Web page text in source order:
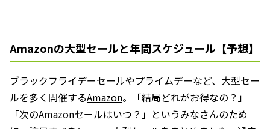
Amazonの大型セールと年間スケジュール【予想】
ブラックフライデーセールやプライムデーなど、大型セー
ルを多く開催するAmazon。「結局どれがお得なの？」
「次のAmazonセールはいつ？」というみなさんのため